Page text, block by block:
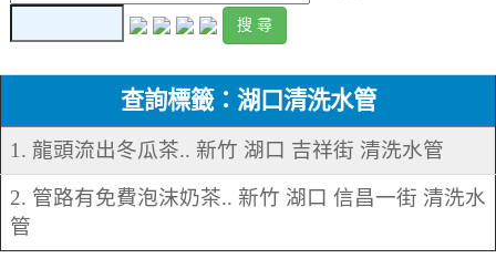
查詢標籤：湖口清洗水管
1. 龍頭流出冬瓜茶.. 新竹 湖口 吉祥街 清洗水管
2. 管路有免費泡沫奶茶.. 新竹 湖口 信昌一街 清洗水
管